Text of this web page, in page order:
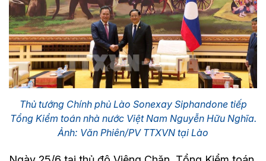
Thủ tướng Chính phủ Lào Sonexay Siphandone tiếp
Tổng Kiểm toán nhà nước Việt Nam Nguyễn Hữu Nghĩa.
Ảnh: Văn Phiên/PV TTXVN tại Lào